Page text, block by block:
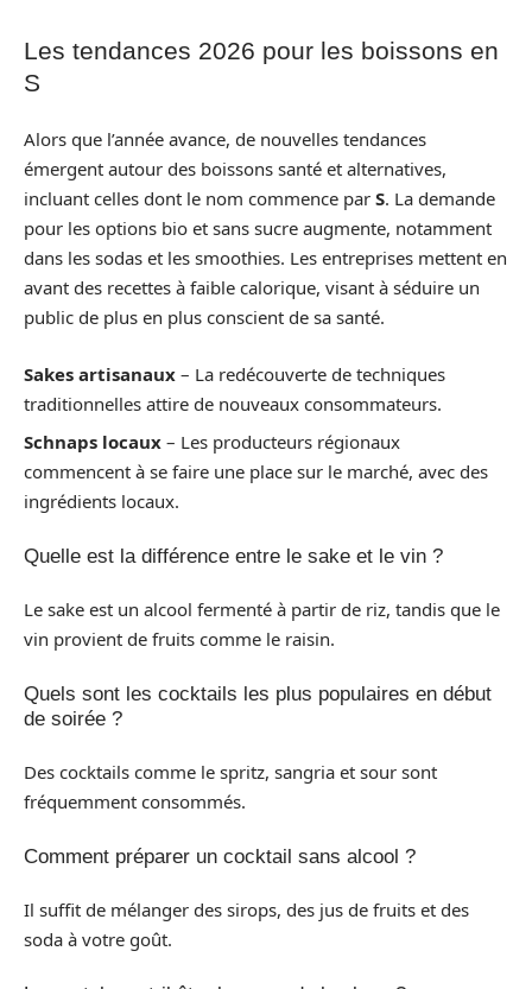
Les tendances 2026 pour les boissons en
S
Alors que l’année avance, de nouvelles tendances
émergent autour des boissons santé et alternatives,
incluant celles dont le nom commence par S. La demande
pour les options bio et sans sucre augmente, notamment
dans les sodas et les smoothies. Les entreprises mettent en
avant des recettes à faible calorique, visant à séduire un
public de plus en plus conscient de sa santé.
Sakes artisanaux – La redécouverte de techniques
traditionnelles attire de nouveaux consommateurs.
Schnaps locaux – Les producteurs régionaux
commencent à se faire une place sur le marché, avec des
ingrédients locaux.
Quelle est la différence entre le sake et le vin ?
Le sake est un alcool fermenté à partir de riz, tandis que le
vin provient de fruits comme le raisin.
Quels sont les cocktails les plus populaires en début
de soirée ?
Des cocktails comme le spritz, sangria et sour sont
fréquemment consommés.
Comment préparer un cocktail sans alcool ?
Il suffit de mélanger des sirops, des jus de fruits et des
soda à votre goût.